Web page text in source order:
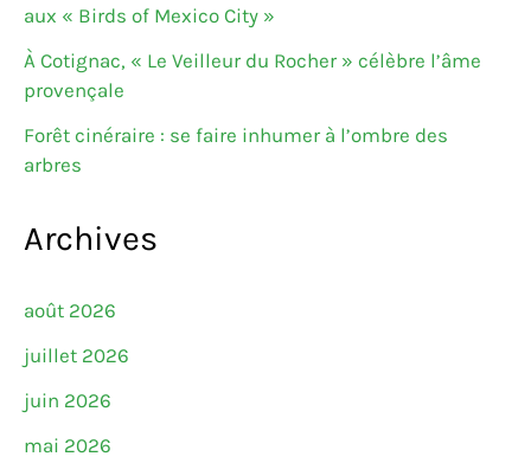
aux « Birds of Mexico City »
À Cotignac, « Le Veilleur du Rocher » célèbre l’âme
provençale
Forêt cinéraire : se faire inhumer à l’ombre des
arbres
Archives
août 2026
juillet 2026
juin 2026
mai 2026